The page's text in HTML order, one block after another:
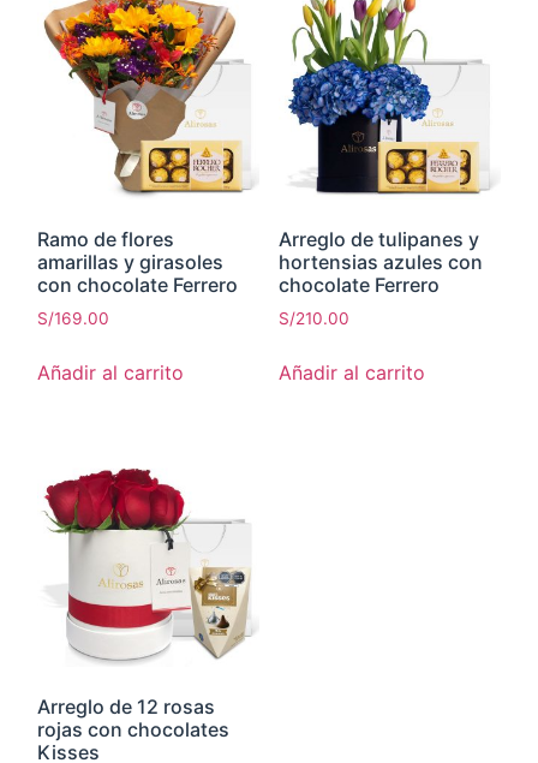
Ramo de flores
amarillas y girasoles
con chocolate Ferrero
S/169.00
Añadir al carrito
Arreglo de tulipanes y
hortensias azules con
chocolate Ferrero
S/210.00
Añadir al carrito
Arreglo de 12 rosas
rojas con chocolates
Kisses